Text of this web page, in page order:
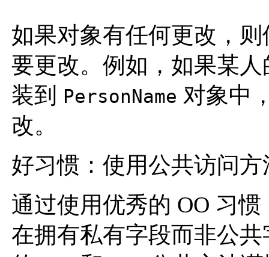
如果对象有任何更改，
要更改。例如，如果某
装到
PersonName 对象中
改。
好习惯：使用公共访问方
通过使用优秀的 OO 习
在拥有私有字段而非公